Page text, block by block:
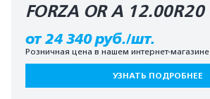
FORZA OR A 12.00R20
от 24 340 руб./шт.
Розничная цена в нашем интернет-магазине
УЗНАТЬ ПОДРОБНЕЕ